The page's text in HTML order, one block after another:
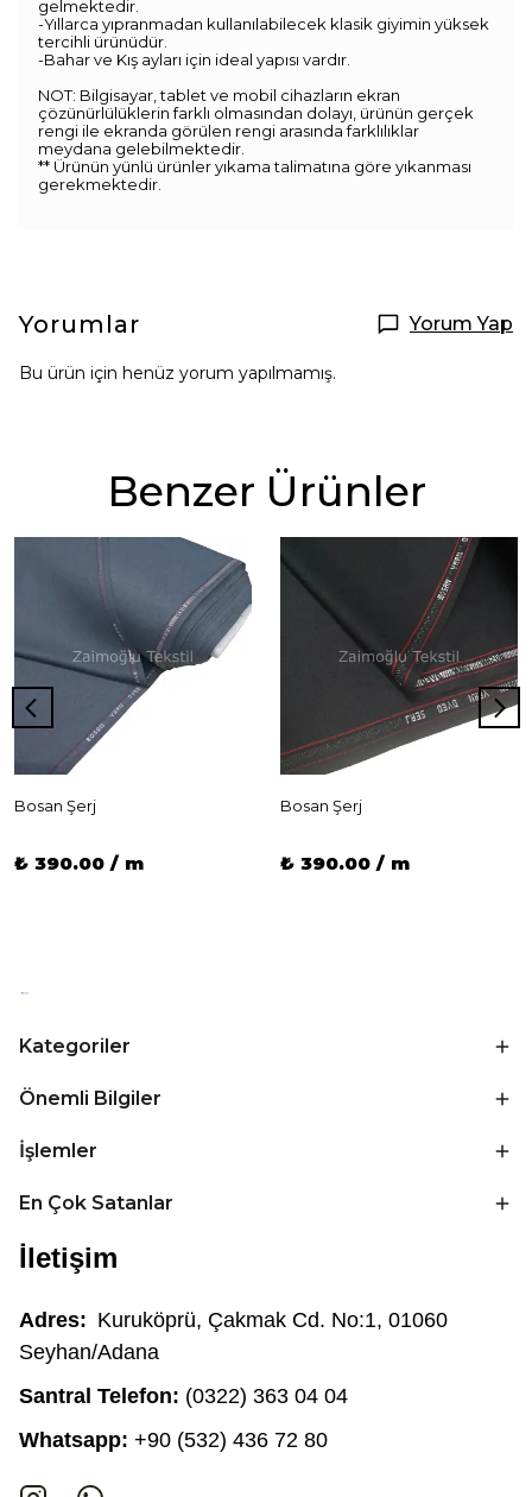
gelmektedir.
-Yıllarca yıpranmadan kullanılabilecek klasik giyimin yüksek
tercihli ürünüdür.
-Bahar ve Kış ayları için ideal yapısı vardır.
NOT: Bilgisayar, tablet ve mobil cihazların ekran
çözünürlülüklerin farklı olmasından dolayı, ürünün gerçek
rengi ile ekranda görülen rengi arasında farklılıklar
meydana gelebilmektedir.
** Ürünün yünlü ürünler yıkama talimatına göre yıkanması
gerekmektedir.
Yorumlar Yorum Yap
Bu ürün için henüz yorum yapılmamış.
Benzer Ürünler
Bosan Şerj
₺ 390.00 / m
Bosan Şerj
₺ 390.00 / m
Kategoriler
Önemli Bilgiler
İşlemler
En Çok Satanlar
İletişim
Adres: Kuruköprü, Çakmak Cd. No:1, 01060
Seyhan/Adana
Santral Telefon: (0322) 363 04 04
Whatsapp: +90 (532) 436 72 80